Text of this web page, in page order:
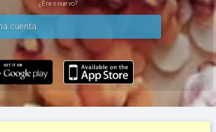
¿Eres nuevo?
cuenta